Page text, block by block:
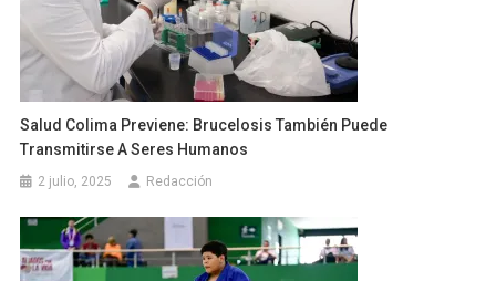
Salud Colima Previene: Brucelosis También Puede
Transmitirse A Seres Humanos
2 julio, 2025 Redacción